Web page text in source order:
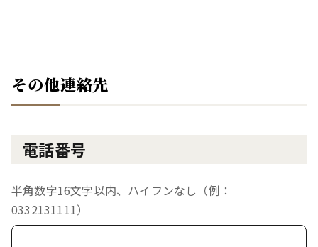
その他連絡先
電話番号
半角数字16文字以内、ハイフンなし（例：
0332131111）